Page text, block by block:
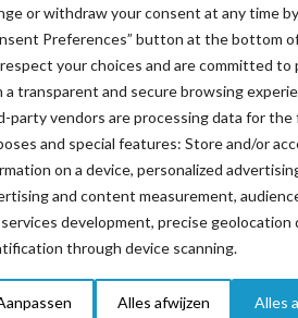
or withdraw your consent at any time
Preferences” button at the bottom
your choices and are committed to
a transparent and secure browsing
party vendors are processing data for the
and special features: Store and/or
on a device, personalized
and content measurement,
development, precise geolocation
through device scanning.
Alles afwijzen Alles
vragen? Vul dan het